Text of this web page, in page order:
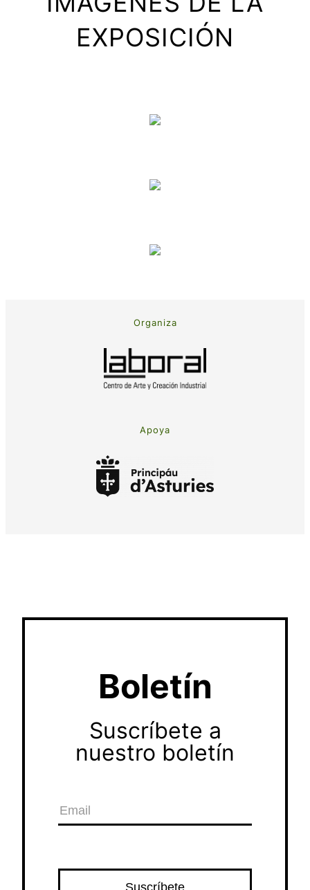
EXPOSICIÓN
Organiza
Apoya
Boletín
Suscríbete a
nuestro boletín